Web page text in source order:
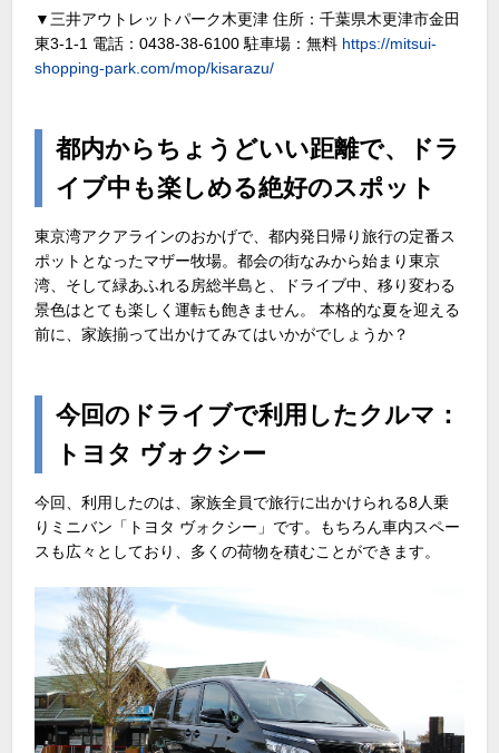
▼三井アウトレットパーク木更津 住所：千葉県木更津市金田
東3-1-1 電話：0438-38-6100 駐車場：無料 https://mitsui-
shopping-park.com/mop/kisarazu/
都内からちょうどいい距離で、ドラ
イブ中も楽しめる絶好のスポット
東京湾アクアラインのおかげで、都内発日帰り旅行の定番ス
ポットとなったマザー牧場。都会の街なみから始まり東京
湾、そして緑あふれる房総半島と、ドライブ中、移り変わる
景色はとても楽しく運転も飽きません。 本格的な夏を迎える
前に、家族揃って出かけてみてはいかがでしょうか？
今回のドライブで利用したクルマ：
トヨタ ヴォクシー
今回、利用したのは、家族全員で旅行に出かけられる8人乗
りミニバン「トヨタ ヴォクシー」です。もちろん車内スペー
スも広々としており、多くの荷物を積むことができます。